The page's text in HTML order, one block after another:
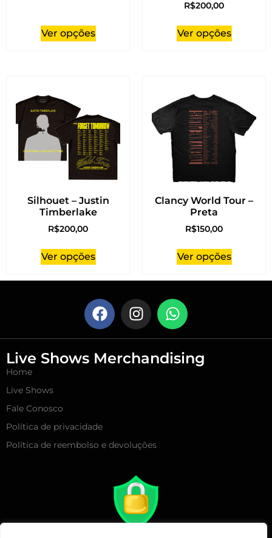
Ver opções
R$200,00
Ver opções
Silhouet – Justin
Timberlake
R$200,00
Ver opções
Clancy World Tour –
Preta
R$150,00
Ver opções
Live Shows Merchandising
Home
Live Shows
Fale Conosco
Política de privacidade
Política de reembolso e devoluções